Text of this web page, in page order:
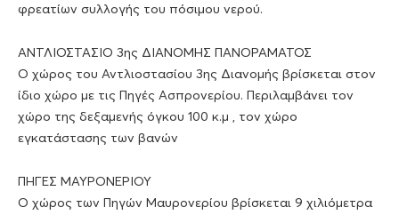
φρεατίων συλλογής του πόσιμου νερού.
ΑΝΤΛΙΟΣΤΑΣΙΟ 3ης ΔΙΑΝΟΜΗΣ ΠΑΝΟΡΑΜΑΤΟΣ
Ο χώρος του Αντλιοστασίου 3ης Διανομής βρίσκεται στον
ίδιο χώρο με τις Πηγές Ασπρονερίου. Περιλαμβάνει τον
χώρο της δεξαμενής όγκου 100 κ.μ , τον χώρο
εγκατάστασης των βανών
ΠΗΓΕΣ ΜΑΥΡΟΝΕΡΙΟΥ
Ο χώρος των Πηγών Μαυρονερίου βρίσκεται 9 χιλιόμετρα